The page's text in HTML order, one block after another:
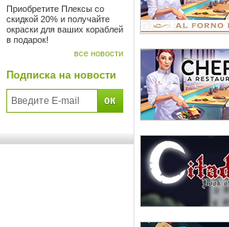
Приобретите Плексы со
скидкой 20% и получайте
окраски для ваших кораблей
в подарок!
все новости
Подписка на новости